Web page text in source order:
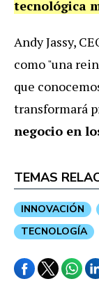
tecnológica
Andy Jassy,
como "una
que
transformará
negocio en
TEMAS
INNOVACIÓN
TECNOLOGÍA